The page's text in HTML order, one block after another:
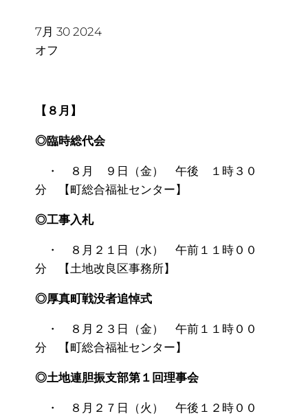
7月302024
オフ
【８月】
◎臨時総代会
・ ８月 ９日（金） 午後 １時３０
分 【町総合福祉センター】
◎工事入札
・ ８月２１日（水） 午前１１時００
分 【土地改良区事務所】
◎厚真町戦没者追悼式
・ ８月２３日（金） 午前１１時００
分 【町総合福祉センター】
◎土地連胆振支部第１回理事会
・ ８月２７日（火） 午後１２時００